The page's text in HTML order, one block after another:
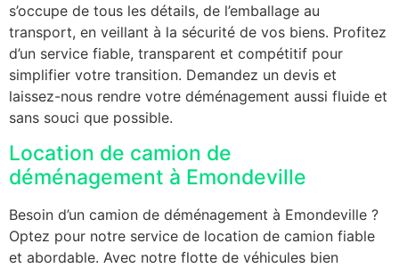
s’occupe de tous les détails, de l’emballage au
transport, en veillant à la sécurité de vos biens. Profitez
d’un service fiable, transparent et compétitif pour
simplifier votre transition. Demandez un devis et
laissez-nous rendre votre déménagement aussi fluide et
sans souci que possible.
Location de camion de
déménagement à Emondeville
Besoin d’un camion de déménagement à Emondeville ?
Optez pour notre service de location de camion fiable
et abordable. Avec notre flotte de véhicules bien